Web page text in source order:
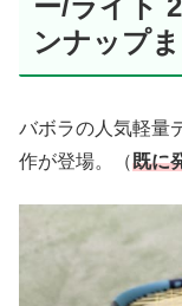
ンナップ
バボラの人気軽量
作が登場。（既に